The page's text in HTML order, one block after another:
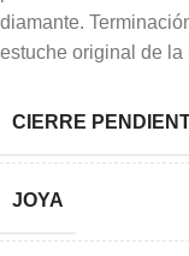
diamante.
estuche original de la
CIERRE
JOYA